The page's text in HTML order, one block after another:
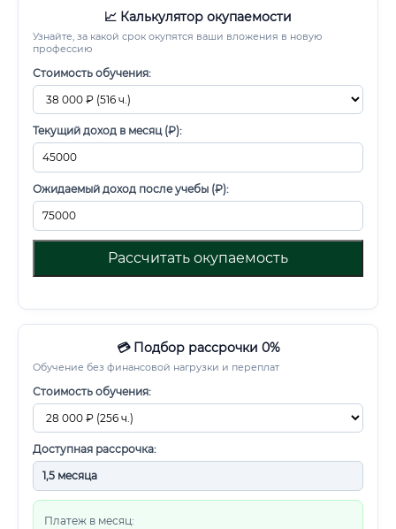
📈 Калькулятор окупаемости
Узнайте, за какой срок окупятся ваши вложения в новую
профессию
Стоимость обучения:
Текущий доход в месяц (₽):
Ожидаемый доход после учебы (₽):
Рассчитать окупаемость
💳 Подбор рассрочки 0%
Обучение без финансовой нагрузки и переплат
Стоимость обучения:
Доступная рассрочка:
Платеж в месяц: